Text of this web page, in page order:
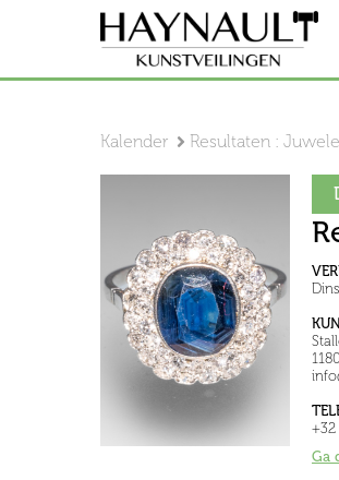
Kalender Resultaten :
+32
Ga